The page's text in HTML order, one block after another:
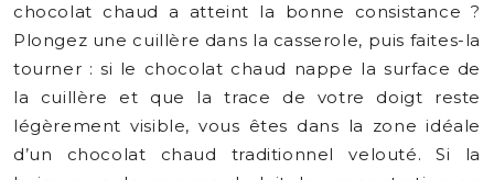
chocolat chaud a atteint la bonne consistance ?
Plongez une cuillère dans la casserole, puis faites-la
tourner : si le chocolat chaud nappe la surface de
la cuillère et que la trace de votre doigt reste
légèrement visible, vous êtes dans la zone idéale
d’un chocolat chaud traditionnel velouté. Si la